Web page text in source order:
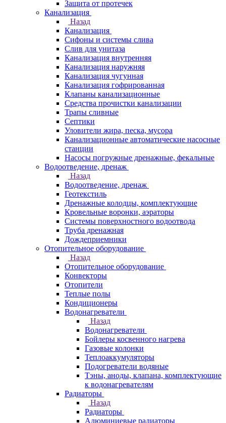
Защита от протечек
Канализация
Назад
Канализация
Сифоны и системы слива
Слив для унитаза
Канализация внутренняя
Канализация наружняя
Канализация чугунная
Канализация гофрированная
Клапаны канализационные
Средства прочистки канализации
Трапы сливные
Септики
Уловители жира, песка, мусора
Канализационные автоматические насосные
станции
Насосы погружные дренажные, фекальные
Водоотведение, дренаж
Назад
Водоотведение, дренаж
Геотекстиль
Дренажные колодцы, комплектующие
Кровельные воронки, аэраторы
Системы поверхностного водоотвода
Труба дренажная
Дождеприемники
Отопительное оборудование
Назад
Отопительное оборудование
Конвекторы
Отопители
Теплые полы
Кондиционеры
Водонагреватели
Назад
Водонагреватели
Бойлеры косвенного нагрева
Газовые колонки
Теплоаккумуляторы
Подогреватели водяные
Тэны, аноды, клапана, комплектующие
к водонагревателям
Радиаторы
Назад
Радиаторы
Алюминиевые радиаторы